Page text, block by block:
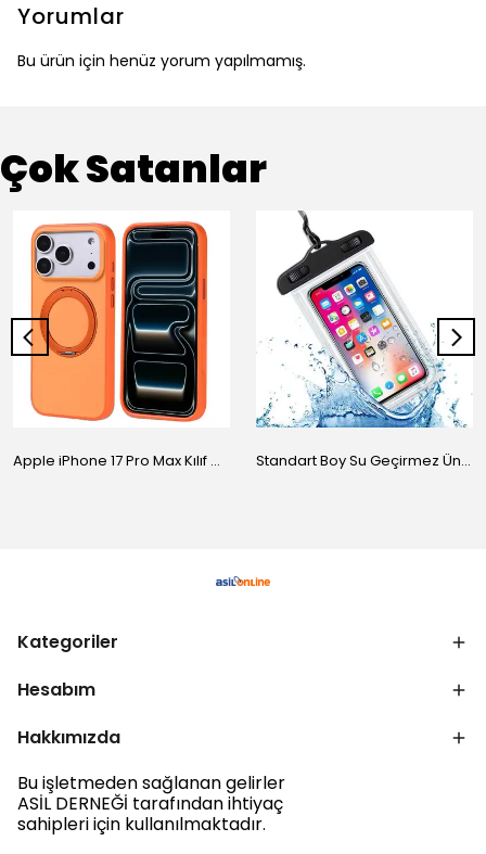
Yorumlar
Bu ürün için henüz yorum yapılmamış.
Çok Satanlar
Apple iPhone 17 Pro Max Kılıf M-Safe Şarj Özellikli Standlı Zore Proton Silikon Kapak Standart Boy Su Geçirmez Üniversal Kılıf
Kategoriler
Hesabım
Hakkımızda
Bu işletmeden sağlanan gelirler
ASİL DERNEĞİ tarafından ihtiyaç
sahipleri için kullanılmaktadır.